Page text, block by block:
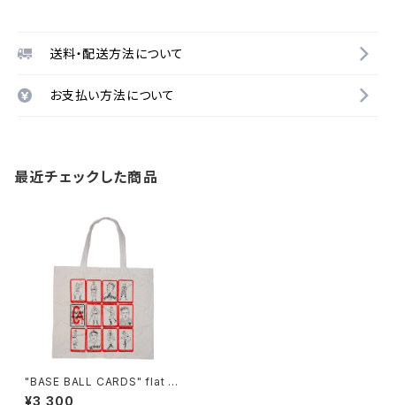
送料・配送方法について
お支払い方法について
最近チェックした商品
"BASE BALL CARDS" flat B
AG
¥3,300